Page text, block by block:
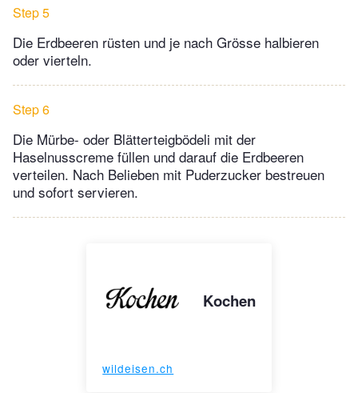
Step 5
Die Erdbeeren rüsten und je nach Grösse halbieren
oder vierteln.
Step 6
Die Mürbe- oder Blätterteigbödeli mit der
Haselnusscreme füllen und darauf die Erdbeeren
verteilen. Nach Belieben mit Puderzucker bestreuen
und sofort servieren.
Kochen
wildeisen.ch